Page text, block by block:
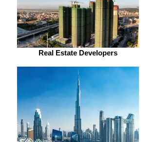
Real Estate Developers